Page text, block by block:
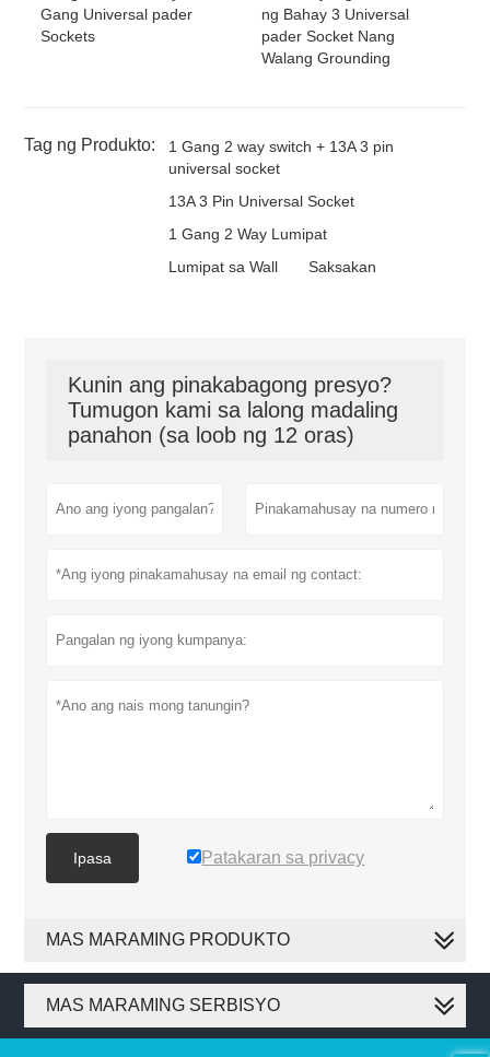
Gang Universal pader
Sockets
ng Bahay 3 Universal
pader Socket Nang
Walang Grounding
Tag ng Produkto:
1 Gang 2 way switch + 13A 3 pin
universal socket
13A 3 Pin Universal Socket
1 Gang 2 Way Lumipat
Lumipat sa Wall
Saksakan
Kunin ang pinakabagong presyo?
Tumugon kami sa lalong madaling
panahon (sa loob ng 12 oras)
Ipasa Patakaran sa privacy
MAS MARAMING PRODUKTO
MAS MARAMING SERBISYO